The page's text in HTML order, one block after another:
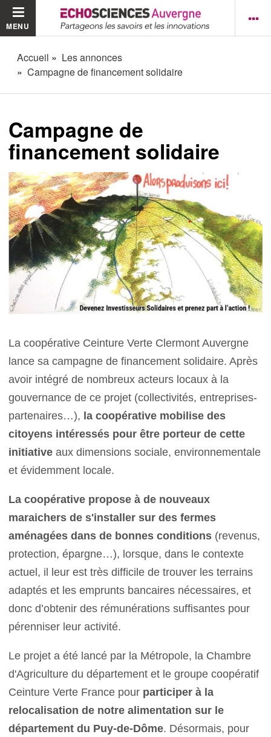
MENU
Accueil
Les annonces
Campagne de financement solidaire
Campagne de
financement solidaire
La coopérative Ceinture Verte Clermont Auvergne
lance sa campagne de financement solidaire. Après
avoir intégré de nombreux acteurs locaux à la
gouvernance de ce projet (collectivités, entreprises-
partenaires…), la coopérative mobilise des
citoyens intéressés pour être porteur de cette
initiative aux dimensions sociale, environnementale
et évidemment locale.
La coopérative propose à de nouveaux
maraichers de s'installer sur des fermes
aménagées dans de bonnes conditions (revenus,
protection, épargne…), lorsque, dans le contexte
actuel, il leur est très difficile de trouver les terrains
adaptés et les emprunts bancaires nécessaires, et
donc d’obtenir des rémunérations suffisantes pour
pérenniser leur activité.
Le projet a été lancé par la Métropole, la Chambre
d'Agriculture du département et le groupe coopératif
Ceinture Verte France pour participer à la
relocalisation de notre alimentation sur le
département du Puy-de-Dôme. Désormais, pour